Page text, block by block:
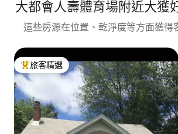
大都會人壽體育場附近大獲
這些房源在位置、乾淨度等方面獲得
旅客精選榜首
旅客精選